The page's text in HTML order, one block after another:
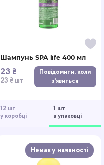
12 шт
у коробці
1 шт
в упаковці
Шампунь SPA life 400 мл
23 ₴
23 ₴ шт
Повідомити, коли
з'явиться
Немає у наявності